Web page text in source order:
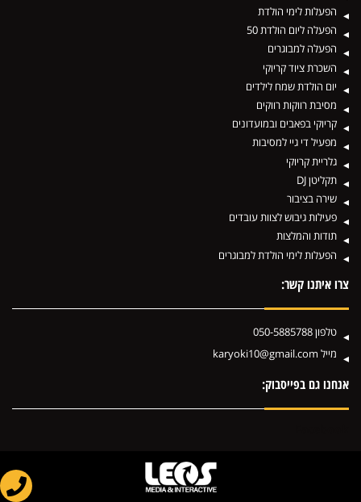
הפעלות לימי הולדת
הפעלה ליום הולדת 50
הפעלה למבוגרים
השכרת ציוד קריוקי
יום הולדת שמח לילדים
מסיבת רווקות רווקים
קריוקי בפאבים ובמועדונים
מפעיל די גיי למסיבות
גלריית קריוקי
תקליטן DJ
שירה בציבור
פעילות גיבוש לצוות עובדים
תודות והמלצות
הפעלות לימי הולדת למבוגרים
צרו איתנו קשר:
טלפון 050-5885788
מייל karyoki10@gmail.com
אנחנו גם בפייסבוק: